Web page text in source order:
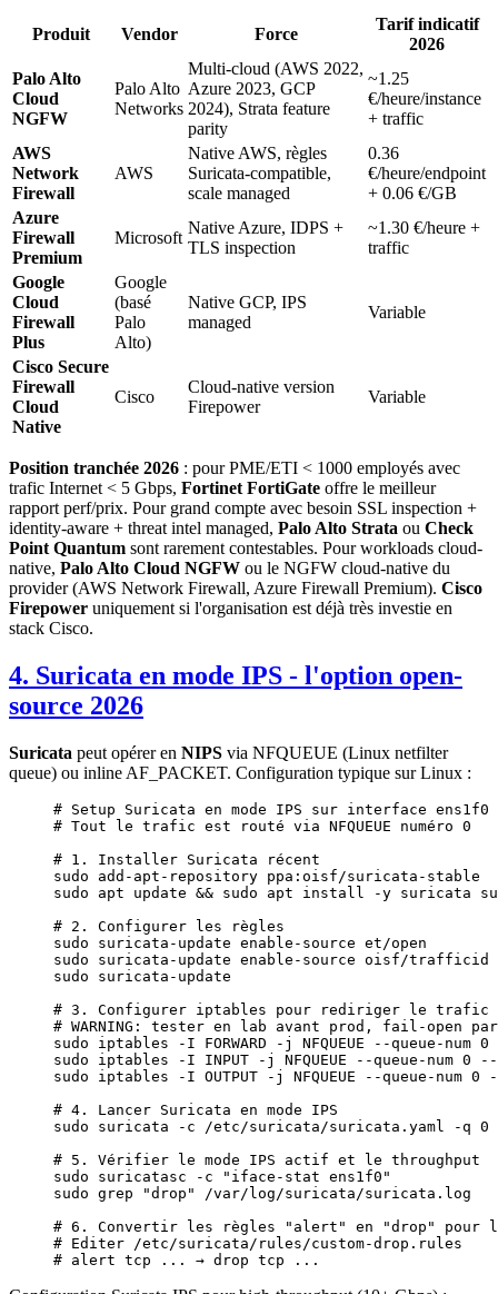
Produit Vendor Force
Tarif indicatif
2026
Palo Alto
Cloud
NGFW
Palo Alto
Networks
Multi-cloud (AWS 2022,
Azure 2023, GCP
2024), Strata feature
parity
~1.25
€/heure/instance
+ traffic
AWS
Network
Firewall
AWS
Native AWS, règles
Suricata-compatible,
scale managed
0.36
€/heure/endpoint
+ 0.06 €/GB
Azure
Firewall
Premium
Microsoft
Native Azure, IDPS +
TLS inspection
~1.30 €/heure +
traffic
Google
Cloud
Firewall
Plus
Google
(basé
Palo
Alto)
Native GCP, IPS
managed
Variable
Cisco Secure
Firewall
Cloud
Native
Cisco
Cloud-native version
Firepower
Variable
Position tranchée 2026 : pour PME/ETI < 1000 employés avec
trafic Internet < 5 Gbps, Fortinet FortiGate offre le meilleur
rapport perf/prix. Pour grand compte avec besoin SSL inspection +
identity-aware + threat intel managed, Palo Alto Strata ou Check
Point Quantum sont rarement contestables. Pour workloads cloud-
native, Palo Alto Cloud NGFW ou le NGFW cloud-native du
provider (AWS Network Firewall, Azure Firewall Premium). Cisco
Firepower uniquement si l'organisation est déjà très investie en
stack Cisco.
4. Suricata en mode IPS - l'option open-
source 2026
Suricata peut opérer en NIPS via NFQUEUE (Linux netfilter
queue) ou inline AF_PACKET. Configuration typique sur Linux :
# Setup Suricata en mode IPS sur interface ens1f0
# Tout le trafic est routé via NFQUEUE numéro 0
# 1. Installer Suricata récent
sudo add-apt-repository ppa:oisf/suricata-stable
sudo apt update && sudo apt install -y suricata
# 2. Configurer les règles
sudo suricata-update enable-source et/open
sudo suricata-update enable-source oisf/trafficid
sudo suricata-update
# 3. Configurer iptables pour rediriger le trafic
# WARNING: tester en lab avant prod, fail-open
sudo iptables -I FORWARD -j NFQUEUE --queue-num 0
sudo iptables -I INPUT -j NFQUEUE --queue-num 0 --
sudo iptables -I OUTPUT -j NFQUEUE --queue-num 0
# 4. Lancer Suricata en mode IPS
sudo suricata -c /etc/suricata/suricata.yaml -q 0
# 5. Vérifier le mode IPS actif et le throughput
sudo suricatasc -c "iface-stat ens1f0"
sudo grep "drop"
/var/log/suricata/suricata.log
# 6. Convertir les règles "alert" en "drop" pour le
# Editer /etc/suricata/rules/custom-drop.rules
# alert tcp ... → drop tcp ...